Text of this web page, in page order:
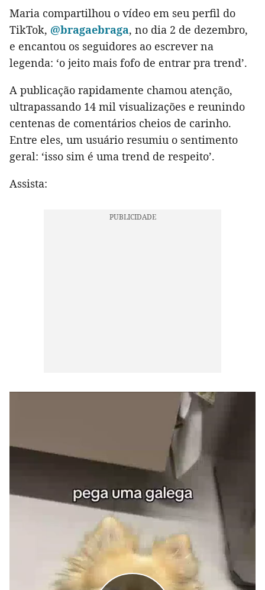
Maria compartilhou o vídeo em seu perfil do
TikTok, @bragaebraga, no dia 2 de dezembro,
e encantou os seguidores ao escrever na
legenda: ‘o jeito mais fofo de entrar pra trend’.
A publicação rapidamente chamou atenção,
ultrapassando 14 mil visualizações e reunindo
centenas de comentários cheios de carinho.
Entre eles, um usuário resumiu o sentimento
geral: ‘isso sim é uma trend de respeito’.
Assista: